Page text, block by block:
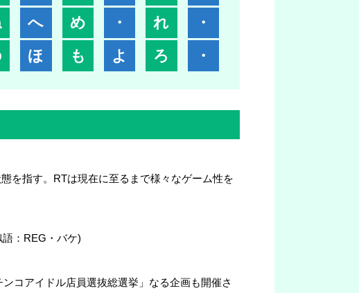
へ
ほ
め
も
・
よ
れ
ろ
・
・
を指す。RTは現在に至るまで様々なゲーム性を
：REG・バケ)
コアイドル店員選抜総選挙」なる企画も開催さ